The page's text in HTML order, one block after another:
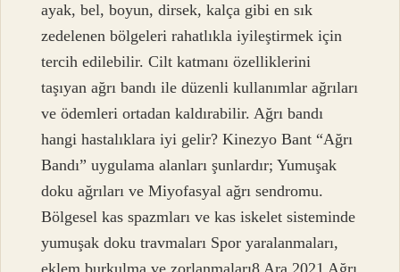
ayak, bel, boyun, dirsek, kalça gibi en sık
zedelenen bölgeleri rahatlıkla iyileştirmek için
tercih edilebilir. Cilt katmanı özelliklerini
taşıyan ağrı bandı ile düzenli kullanımlar ağrıları
ve ödemleri ortadan kaldırabilir. Ağrı bandı
hangi hastalıklara iyi gelir? Kinezyo Bant “Ağrı
Bandı” uygulama alanları şunlardır; Yumuşak
doku ağrıları ve Miyofasyal ağrı sendromu.
Bölgesel kas spazmları ve kas iskelet sisteminde
yumuşak doku travmaları Spor yaralanmaları,